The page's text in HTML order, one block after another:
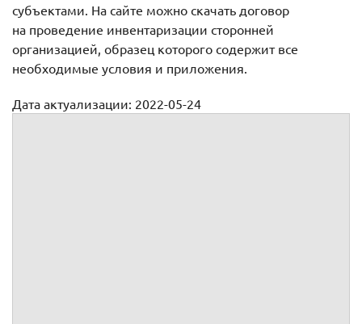
субъектами. На сайте можно скачать договор
на проведение инвентаризации сторонней
организацией, образец которого содержит все
необходимые условия и приложения.
Дата актуализации: 2022-05-24